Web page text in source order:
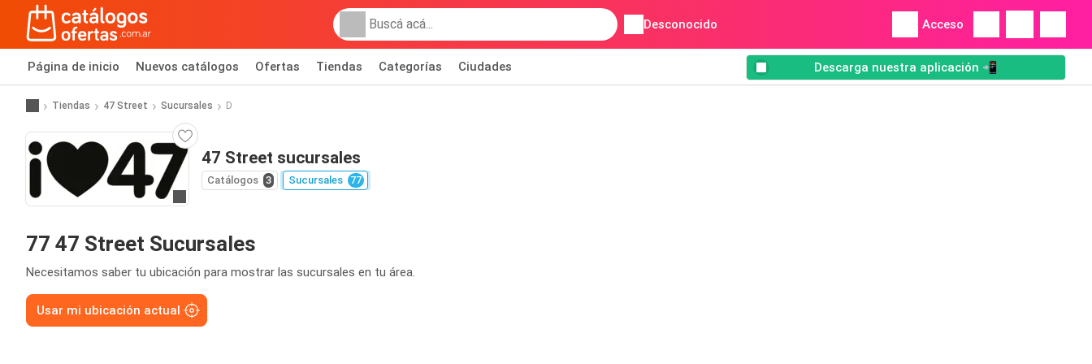
Desconocido Acceso
Página de inicio Nuevos catálogos Ofertas Tiendas Categorías Ciudades Descarga nuestra aplicación 📲
Tiendas 47 Street Sucursales D
47 Street sucursales
Catálogos 3 Sucursales 77
77 47 Street Sucursales
Necesitamos saber tu ubicación para mostrar las sucursales en tu área.
Usar mi ubicación actual